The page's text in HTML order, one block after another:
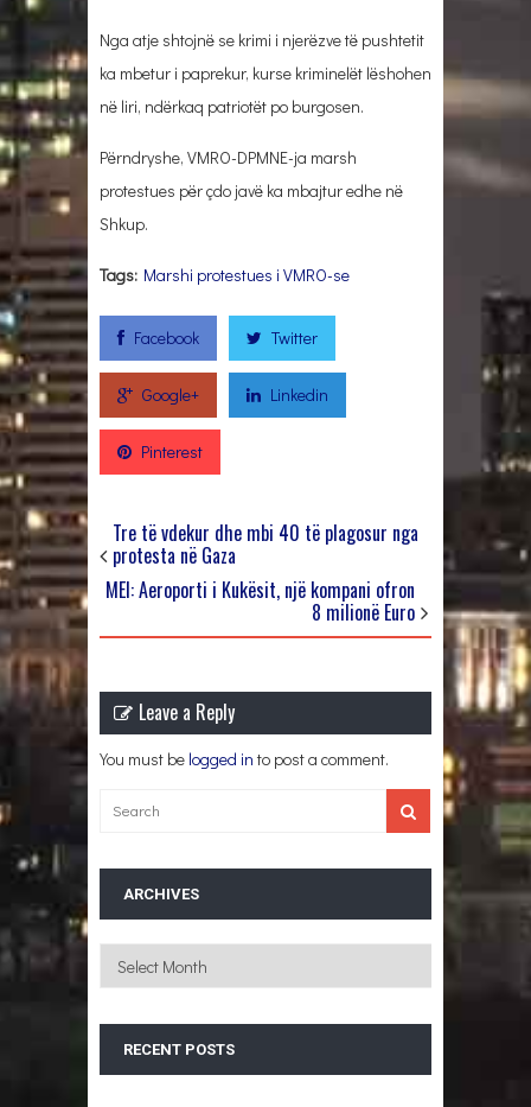
Nga atje shtojnë se krimi i njerëzve të pushtetit
ka mbetur i paprekur, kurse kriminelët lëshohen
në liri, ndërkaq patriotët po burgosen.
Përndryshe, VMRO-DPMNE-ja marsh
protestues për çdo javë ka mbajtur edhe në
Shkup.
Tags: Marshi protestues i VMRO-se
Facebook Twitter
Google+ Linkedin
Pinterest
Tre të vdekur dhe mbi 40 të plagosur nga
protesta në Gaza
MEI: Aeroporti i Kukësit, një kompani ofron
8 milionë Euro
Leave a Reply
You must be logged in to post a comment.
ARCHIVES
Archives
RECENT POSTS